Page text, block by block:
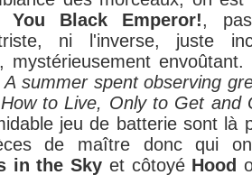
You Black Emperor!,
ni l'inverse, juste
mystérieusement
A summer spent observing
to Live, Only to Get and
jeu de batterie sont là
de maître donc qui
in the Sky et côtoyé Hood